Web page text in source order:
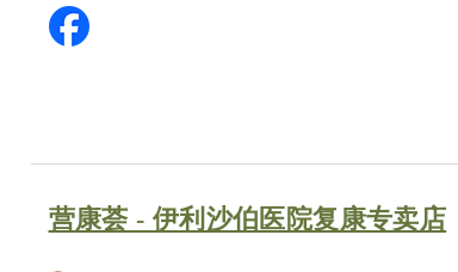
营康荟 - 伊利沙伯医院复康专卖店